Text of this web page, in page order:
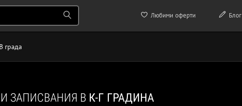
Любими оферти Блог
В града
ЗАПИСВАНИЯ В К-Г ГРАДИНА